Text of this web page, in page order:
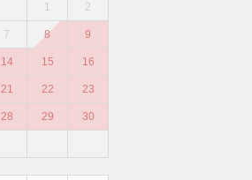
1 2
7 8 9
14 15 16
21 22 23
28 29 30